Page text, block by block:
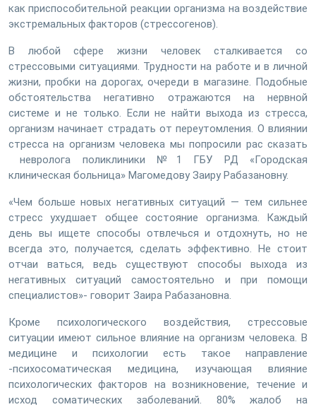
как приспособительной реакции организма на воздействие
экстремальных факторов (стрессогенов).
В любой сфере жизни человек сталкивается со
стрессовыми ситуациями. Трудности на работе и в личной
жизни, пробки на дорогах, очереди в магазине. Подобные
обстоятельства негативно отражаются на нервной
системе и не только. Если не найти выхода из стресса,
организм начинает страдать от переутомления. О влиянии
стресса на организм человека мы попросили рас сказать
невролога поликлиники №1 ГБУ РД «Городская
клиническая больница» Магомедову Заиру Рабазановну.
«Чем больше новых негативных ситуаций — тем сильнее
стресс ухудшает общее состояние организма. Каждый
день вы ищете способы отвлечься и отдохнуть, но не
всегда это, получается, сделать эффективно. Не стоит
отчаи ваться, ведь существуют способы выхода из
негативных ситуаций самостоятельно и при помощи
специалистов»- говорит Заира Рабазановна.
Кроме психологического воздействия, стрессовые
ситуации имеют сильное влияние на организм человека. В
медицине и психологии есть такое направление
-психосоматическая медицина, изучающая влияние
психологических факторов на возникновение, течение и
исход соматических заболеваний. 80% жалоб на